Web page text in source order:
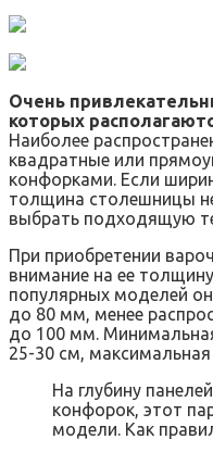
Очень
которых
Наиболее
квадратные или
конфорками. Если
толщина столешницы
выбрать подходящую
При приобретении
внимание на ее
популярных моделей
до 80 мм, менее
до 100 мм.
25-30 см,
На глубину
конфорок, этот
модели. Как